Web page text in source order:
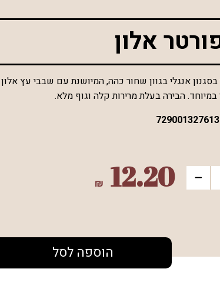
אלון
בסגנון אנגלי בגוון שחור כהה, המיושנת עם שבבי עץ
הבירה בעלת מרירות קלה וגוף מלא.
12.20
₪
הוספה לסל